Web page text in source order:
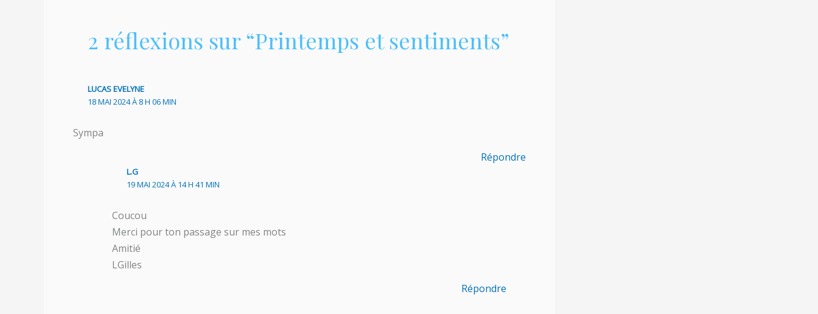
2 réflexions sur “Printemps et sentiments”
LUCAS EVELYNE
18 MAI 2024 À 8 H 06 MIN
Sympa
Répondre
L.G
19 MAI 2024 À 14 H 41 MIN
Coucou
Merci pour ton passage sur mes mots
Amitié
LGilles
Répondre